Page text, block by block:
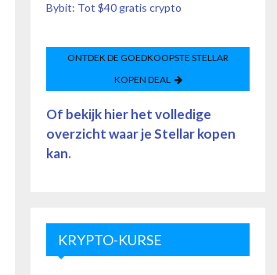
Bybit: Tot $40 gratis crypto
ONTDEK DE GOEDKOOPSTE STELLAR
KOPEN DEAL
Of bekijk hier het volledige
overzicht waar jeStellarkopen
kan.
KRYPTO-KURSE